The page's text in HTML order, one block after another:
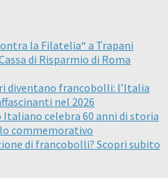
la Filatelia“ a Trapani
di Risparmio di Roma
diventano francobolli: l’Italia
nel 2026
celebra 60 anni di storia
commemorativo
di francobolli? Scopri subito